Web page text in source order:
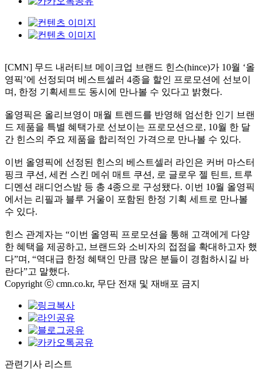
[CMN] 무드 내러티브 메이크업 브랜드 힌스(hince)가 10월 ‘올
영픽’에 선정되며 베스트셀러 4종을 할인 프로모션에 선보이
며, 한정 기획세트도 동시에 만나볼 수 있다고 밝혔다.
올영픽은 올리브영이 매월 트렌드를 반영해 엄선한 인기 브랜
드 제품을 특별 혜택가로 선보이는 프로모션으로, 10월 한 달
간 힌스의 주요 제품을 합리적인 가격으로 만나볼 수 있다.
이번 올영픽에 선정된 힌스의 베스트셀러 라인은 커버 마스터
핑크 쿠션, 세컨 스킨 메쉬 매트 쿠션, 로 글로우 젤 틴트, 트루
디멘션 래디언스밤 등 총 4종으로 구성됐다. 이번 10월 올영픽
에서는 리필과 블루 거울이 포함된 한정 기획 세트로 만나볼
수 있다.
힌스 관계자는 “이번 올영픽 프로모션을 통해 고객에게 다양
한 혜택을 제공하고, 브랜드와 소비자의 접점을 확대하고자 했
다”며, “역대급 한정 혜택인 만큼 많은 분들이 경험하시길 바
란다”고 말했다.
Copyright ⓒ cmn.co.kr, 무단 전재 및 재배포 금지
관련기사 리스트